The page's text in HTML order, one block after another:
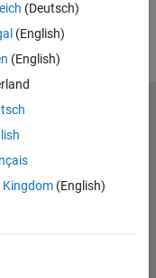
(Deutsch)
(English)
(English)
Kingdom(English)